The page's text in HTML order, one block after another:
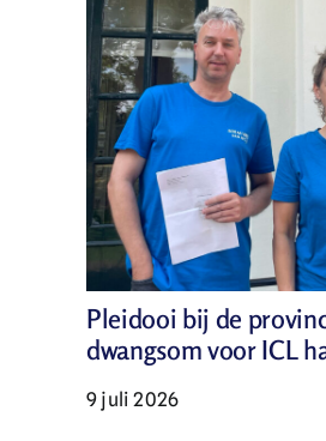
Pleidooi bij de
dwangsom voor ICL
9 juli 2026